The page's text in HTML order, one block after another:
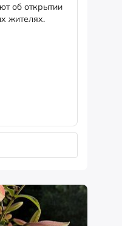
об открытии
жителях.